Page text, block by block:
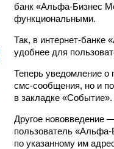
банк «Альфа-Бизнес
функциональными.
Так, в интернет-банке
удобнее для
Теперь уведомление о
смс-сообщения, но и
в закладке «Событие».
Другое нововведение
пользователь
по указанному им